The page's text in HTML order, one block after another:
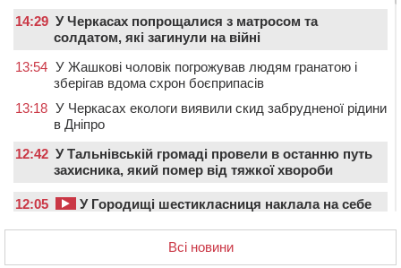
14:29 У Черкасах попрощалися з матросом та
солдатом, які загинули на війні
13:54 У Жашкові чоловік погрожував людям гранатою і
зберігав вдома схрон боєприпасів
13:18 У Черкасах екологи виявили скид забрудненої рідини
в Дніпро
12:42 У Тальнівській громаді провели в останню путь
захисника, який помер від тяжкої хвороби
12:05
У Городищі шестикласниця наклала на себе
Всі новини